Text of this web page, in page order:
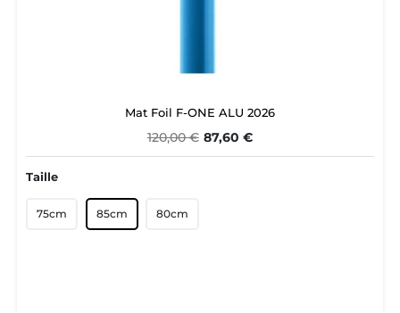
Mat Foil F-ONE ALU 2026
120,00 € 87,60 €
Taille
75cm 85cm 80cm